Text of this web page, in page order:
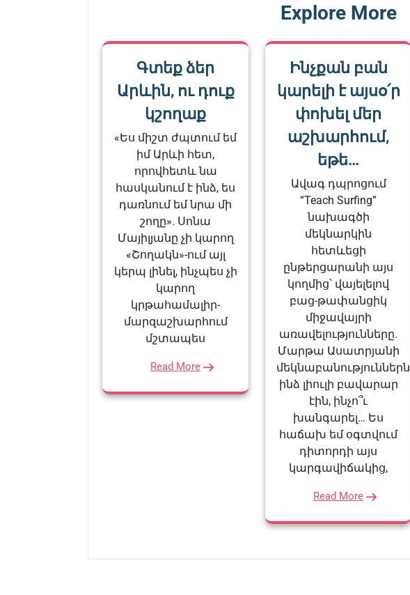
Explore More
Գտեք ձեր
Արևին, ու դուք
կշողաք
«Ես միշտ ժպտում եմ
իմ Արևի հետ,
որովհետև նա
հասկանում է ինձ, ես
դառնում եմ նրա մի
շողը». Սոնա
Մայիլյանը չի կարող
«Շողակն»-ում այլ
կերպ լինել, ինչպես չի
կարող
կրթահամալիր-
մարզաշխարհում
մշտապես
Read More
Ինչքան բան
կարելի է այսօ՛ր
փոխել մեր
աշխարհում,
եթե…
Ավագ դպրոցում
“Teach Surfing”
նախագծի
մեկնարկին
հետևեցի
ընթերցարանի այս
կողմից՝ վայելելով
բաց-թափանցիկ
միջավայրի
առավելությունները.
Մարթա Ասատրյանի
մեկնաբանություններն
ինձ լիուլի բավարար
էին, ինչո՞ւ
խանգարել… Ես
հաճախ եմ օգտվում
դիտորդի այս
կարգավիճակից,
Read More